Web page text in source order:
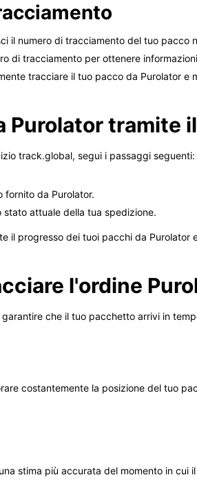
il numero di tracciamento del tuo pacco
di tracciamento per ottenere
tracciare il tuo pacco da Purolator e
Purolator tramite
track.global, segui i passaggi seguenti:
fornito da Purolator.
attuale della tua spedizione.
il progresso dei tuoi pacchi da
l'ordine
che il tuo pacchetto arrivi in
costantemente la posizione del tuo
stima più accurata del momento in